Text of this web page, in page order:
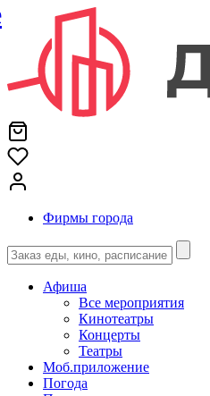
Фирмы города
Афиша
Все мероприятия
Кинотеатры
Концерты
Театры
Моб.приложение
Погода